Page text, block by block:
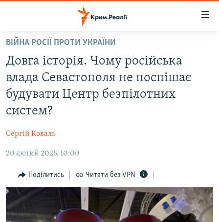
Перейти
основного
матеріалу
Перейти
до
основної
Перейти
до
ВОДА.КРИМ
ВІДЕО ТА ФОТО
ПОЛІТИКА
ПОГЛЯД
ІНТЕРВ'Ю
ВСЕ ЗА ДЕНЬ
СПЕЦПРОЕКТИ
ЯК ОБІЙТИ БЛОКУВАННЯ
ВІЙНА РОСІЇ ПРОТИ УКРАЇНИ
Довга історія. Чому російська
влада Севастополя не поспішає
будувати Центр безпілотних
систем?
Сергій Коваль
20 лютий 2025, 10:00
Поділитись Читати без VPN